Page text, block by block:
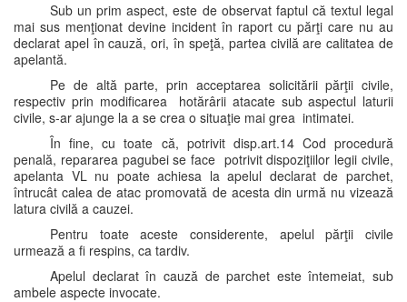
Sub un prim aspect, este de observat faptul că textul legal
mai sus menţionat devine incident în raport cu părţi care nu au
declarat apel în cauză, ori, în speţă, partea civilă are calitatea de
apelantă.
Pe de altă parte, prin acceptarea solicitării părţii civile,
respectiv prin modificarea hotărârii atacate sub aspectul laturii
civile, s-ar ajunge la a se crea o situaţie mai grea intimatei.
În fine, cu toate că, potrivit disp.art.14 Cod procedură
penală, repararea pagubei se face potrivit dispoziţiilor legii civile,
apelanta VL nu poate achiesa la apelul declarat de parchet,
întrucât calea de atac promovată de acesta din urmă nu vizează
latura civilă a cauzei.
Pentru toate aceste considerente, apelul părţii civile
urmează a fi respins, ca tardiv.
Apelul declarat în cauză de parchet este întemeiat, sub
ambele aspecte invocate.